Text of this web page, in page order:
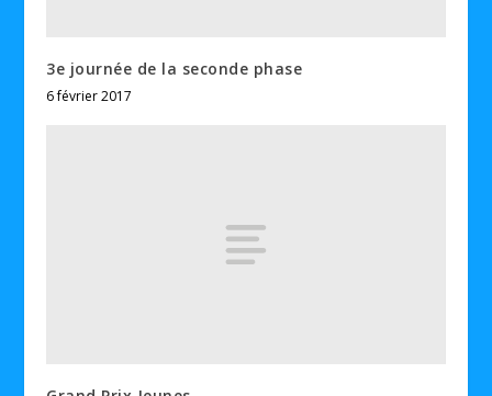
3e journée de la seconde phase
6 février 2017